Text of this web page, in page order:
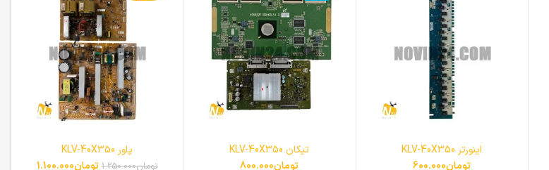
اینورتر KLV-40X350
تومان600.000
تیکان KLV-40X350
تومان800.000
پاور KLV-40X350
تومان1.250.000 تومان1.100.000